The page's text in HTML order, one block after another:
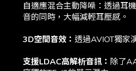
自適應混合主動降噪：透過耳
音的同時，大幅減輕耳壓感。
3D空間音效： 透過AVIOT獨家
支援LDAC高解析音訊： 除了